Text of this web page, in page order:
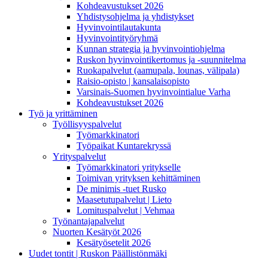
Kohdeavustukset 2026
Yhdistysohjelma ja yhdistykset
Hyvinvointilautakunta
Hyvinvointityöryhmä
Kunnan strategia ja hyvinvointiohjelma
Ruskon hyvinvointikertomus ja -suunnitelma
Ruokapalvelut (aamupala, lounas, välipala)
Raisio-opisto | kansalaisopisto
Varsinais-Suomen hyvinvointialue Varha
Kohdeavustukset 2026
Työ ja yrittäminen
Työllisyyspalvelut
Työmarkkinatori
Työpaikat Kuntarekryssä
Yrityspalvelut
Työmarkkinatori yritykselle
Toimivan yrityksen kehittäminen
De minimis -tuet Rusko
Maasetutupalvelut | Lieto
Lomituspalvelut | Vehmaa
Työnantajapalvelut
Nuorten Kesätyöt 2026
Kesätyösetelit 2026
Uudet tontit | Ruskon Päällistönmäki